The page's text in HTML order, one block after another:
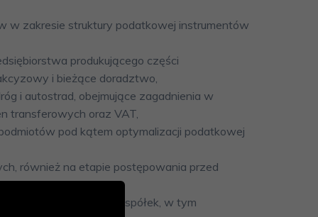
w zakresie struktury podatkowej instrumentów
produkującego części
i bieżące doradztwo,
i autostrad, obejmujące zagadnienia w
transferowych oraz VAT,
pod kątem optymalizacji podatkowej
również na etapie postępowania przed
firm oraz krajowych spółek, w tym